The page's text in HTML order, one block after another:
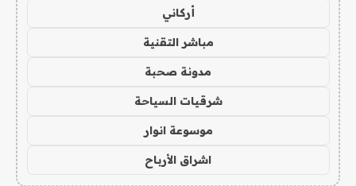
أركاني
مباشر التقنية
مدونة صحبة
شرقيات السياحة
موسوعة انوار
اشراق الأرباح